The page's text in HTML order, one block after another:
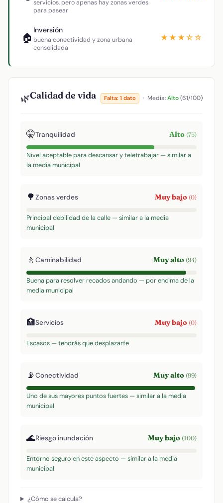
servicios, pero apenas hay zonas verdes
para pasear
🏠
Inversión
buena conectividad y zona urbana
consolidada
★★★☆☆
🌿Calidad de vida Falta: 1 dato · Media:Alto(61/100)
🤫Tranquilidad Alto (75)
Nivel aceptable para descansar y teletrabajar — similar a
la media municipal
🌳Zonas verdes Muy bajo (0)
Principal debilidad de la calle — similar a la media
municipal
🚶 Caminabilidad Muy alto (94)
Buena para resolver recados andando — por encima de la
media municipal
🏥Servicios Muy bajo (0)
Escasos — tendrás que desplazarte
📡Conectividad Muy alto (99)
Uno de sus mayores puntos fuertes — similar a la media
municipal
🌊Riesgo inundación Muy bajo (100)
Entorno seguro en este aspecto — similar a la media
municipal
¿Cómo se calcula?